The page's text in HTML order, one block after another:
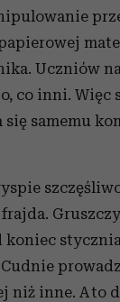
Uczniów
co inni. Więc
się samemu
koniec
Cudnie
niż inne. A to